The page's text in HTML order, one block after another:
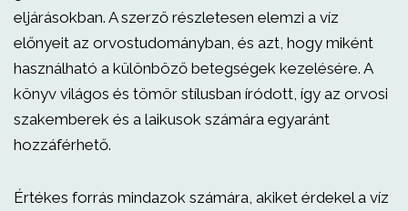
eljárásokban. A szerző részletesen elemzi a víz
előnyeit az orvostudományban, és azt, hogy miként
használható a különböző betegségek kezelésére. A
könyv világos és tömör stílusban íródott, így az orvosi
szakemberek és a laikusok számára egyaránt
hozzáférhető.
Értékes forrás mindazok számára, akiket érdekel a víz